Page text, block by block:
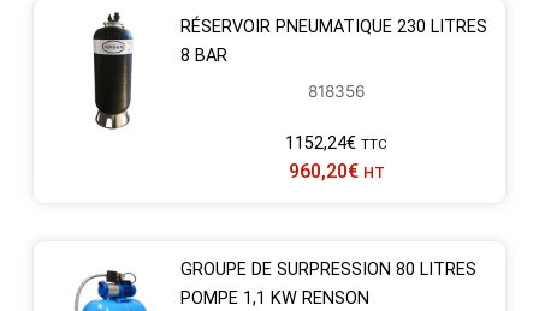
RÉSERVOIR PNEUMATIQUE 230 LITRES
8 BAR
818356
1152,24€ TTC
960,20€ HT
GROUPE DE SURPRESSION 80 LITRES
POMPE 1,1 KW RENSON